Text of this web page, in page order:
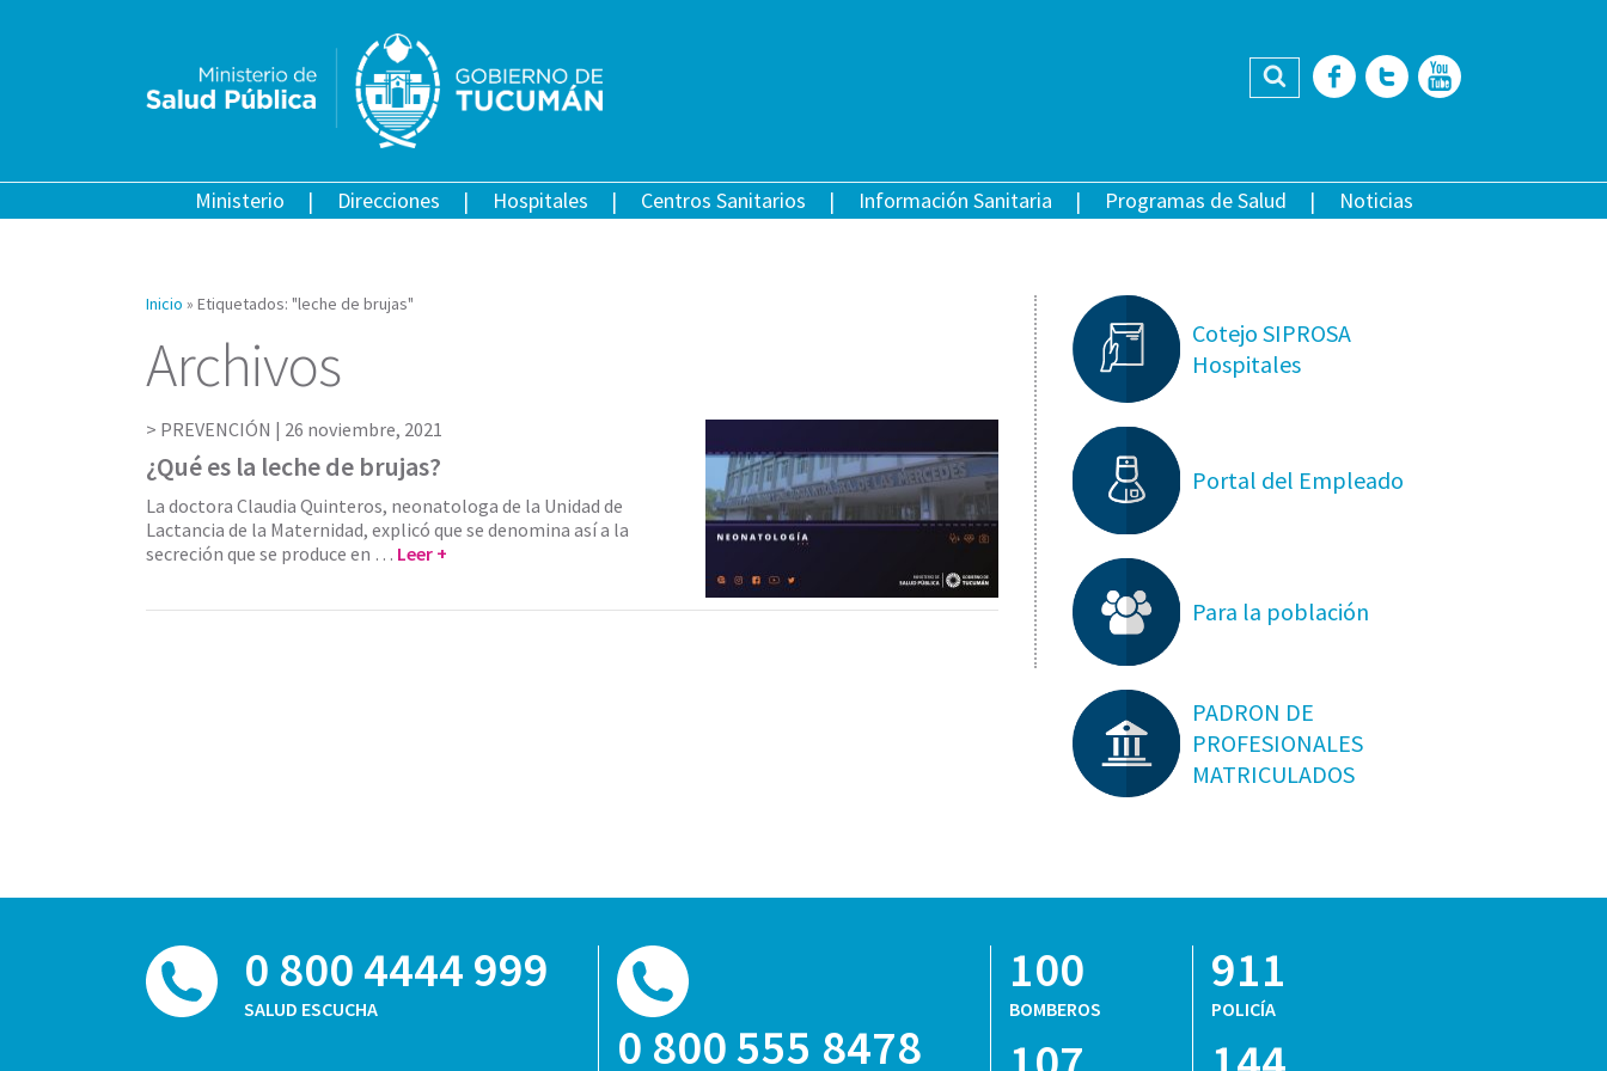
Buscar Facebook
Twitter
Ministerio Direcciones Hospitales Centros Sanitarios Información Sanitaria Programas de Salud Noticias
Inicio » Etiquetados: "leche de brujas"
Archivos
PREVENCIÓN | 26 noviembre, 2021
¿Qué es la leche de brujas?
La doctora Claudia Quinteros, neonatologa de la Unidad de
Lactancia de la Maternidad, explicó que se denomina así a la
secreción que se produce en … Leer +
Cotejo SIPROSA
Hospitales
Portal del Empleado
Para la población
PADRON DE
PROFESIONALES
MATRICULADOS
0 800 4444 999
SALUD ESCUCHA
0 800 555 8478
100
BOMBEROS
911
POLICÍA